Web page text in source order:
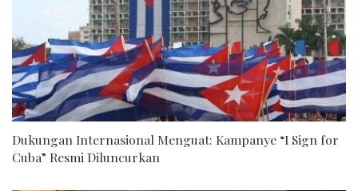
Dukungan Internasional Menguat: Kampanye “I Sign for
Cuba” Resmi Diluncurkan